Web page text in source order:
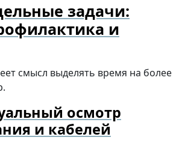
задачи:
и
смысл выделять время на более
осмотр
и кабелей